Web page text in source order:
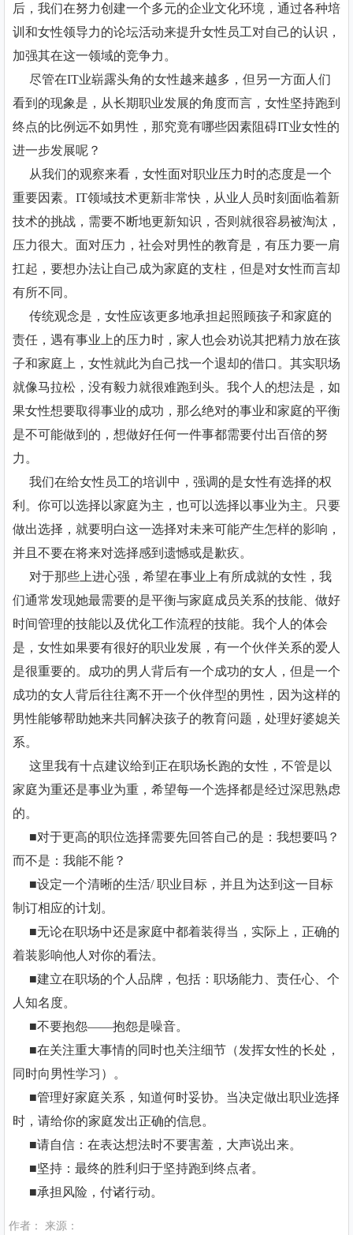
后，我们在努力创建一个多元的企业文化环境，通过各种培
训和女性领导力的论坛活动来提升女性员工对自己的认识，
加强其在这一领域的竞争力。
尽管在IT业崭露头角的女性越来越多，但另一方面人们
看到的现象是，从长期职业发展的角度而言，女性坚持跑到
终点的比例远不如男性，那究竟有哪些因素阻碍IT业女性的
进一步发展呢？
从我们的观察来看，女性面对职业压力时的态度是一个
重要因素。IT领域技术更新非常快，从业人员时刻面临着新
技术的挑战，需要不断地更新知识，否则就很容易被淘汰，
压力很大。面对压力，社会对男性的教育是，有压力要一肩
扛起，要想办法让自己成为家庭的支柱，但是对女性而言却
有所不同。
传统观念是，女性应该更多地承担起照顾孩子和家庭的
责任，遇有事业上的压力时，家人也会劝说其把精力放在孩
子和家庭上，女性就此为自己找一个退却的借口。其实职场
就像马拉松，没有毅力就很难跑到头。我个人的想法是，如
果女性想要取得事业的成功，那么绝对的事业和家庭的平衡
是不可能做到的，想做好任何一件事都需要付出百倍的努
力。
我们在给女性员工的培训中，强调的是女性有选择的权
利。你可以选择以家庭为主，也可以选择以事业为主。只要
做出选择，就要明白这一选择对未来可能产生怎样的影响，
并且不要在将来对选择感到遗憾或是歉疚。
对于那些上进心强，希望在事业上有所成就的女性，我
们通常发现她最需要的是平衡与家庭成员关系的技能、做好
时间管理的技能以及优化工作流程的技能。我个人的体会
是，女性如果要有很好的职业发展，有一个伙伴关系的爱人
是很重要的。成功的男人背后有一个成功的女人，但是一个
成功的女人背后往往离不开一个伙伴型的男性，因为这样的
男性能够帮助她来共同解决孩子的教育问题，处理好婆媳关
系。
这里我有十点建议给到正在职场长跑的女性，不管是以
家庭为重还是事业为重，希望每一个选择都是经过深思熟虑
的。
■对于更高的职位选择需要先回答自己的是：我想要吗？
而不是：我能不能？
■设定一个清晰的生活/ 职业目标，并且为达到这一目标
制订相应的计划。
■无论在职场中还是家庭中都着装得当，实际上，正确的
着装影响他人对你的看法。
■建立在职场的个人品牌，包括：职场能力、责任心、个
人知名度。
■不要抱怨——抱怨是噪音。
■在关注重大事情的同时也关注细节（发挥女性的长处，
同时向男性学习）。
■管理好家庭关系，知道何时妥协。当决定做出职业选择
时，请给你的家庭发出正确的信息。
■请自信：在表达想法时不要害羞，大声说出来。
■坚持：最终的胜利归于坚持跑到终点者。
■承担风险，付诸行动。
作者： 来源：